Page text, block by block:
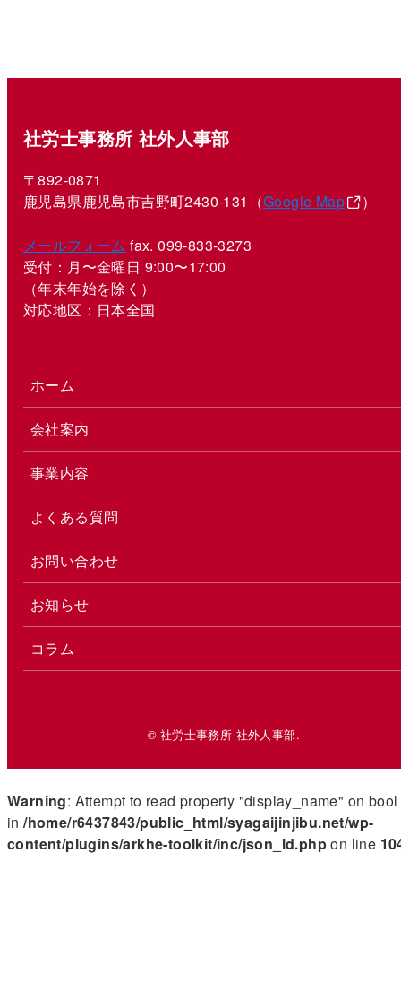
社労士事務所 社外人事部
〒892-0871
鹿児島県鹿児島市吉野町2430-131（Google Map ）
メールフォーム fax. 099-833-3273
受付：月〜金曜日 9:00〜17:00
（年末年始を除く）
対応地区：日本全国
ホーム
会社案内
事業内容
よくある質問
お問い合わせ
お知らせ
コラム
© 社労士事務所 社外人事部.
Warning: Attempt to read property "display_name" on bool
in/home/r6437843/public_html/syagaijinjibu.net/wp-
content/plugins/arkhe-toolkit/inc/json_ld.phpon line